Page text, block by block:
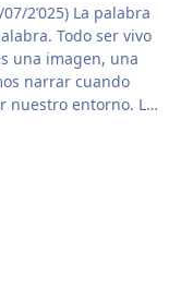
2’025) La palabra
Todo ser vivo
una imagen, una
narrar cuando
nuestro entorno. La
a como